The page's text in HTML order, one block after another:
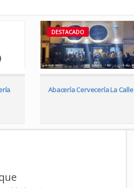
DESTACADO
Abacería Cervecería La Calle